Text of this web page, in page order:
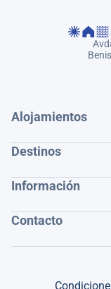
Alojamientos
Destinos
Información
Contacto